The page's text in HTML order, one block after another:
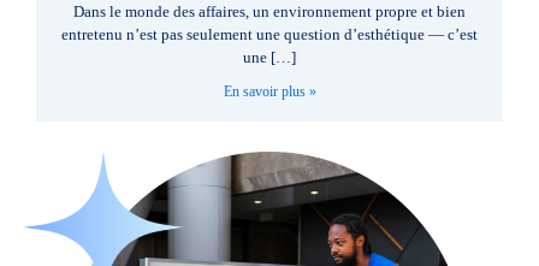
Dans le monde des affaires, un environnement propre et bien
entretenu n’est pas seulement une question d’esthétique — c’est
une […]
En savoir plus »